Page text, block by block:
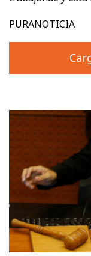
PURANOTICIA